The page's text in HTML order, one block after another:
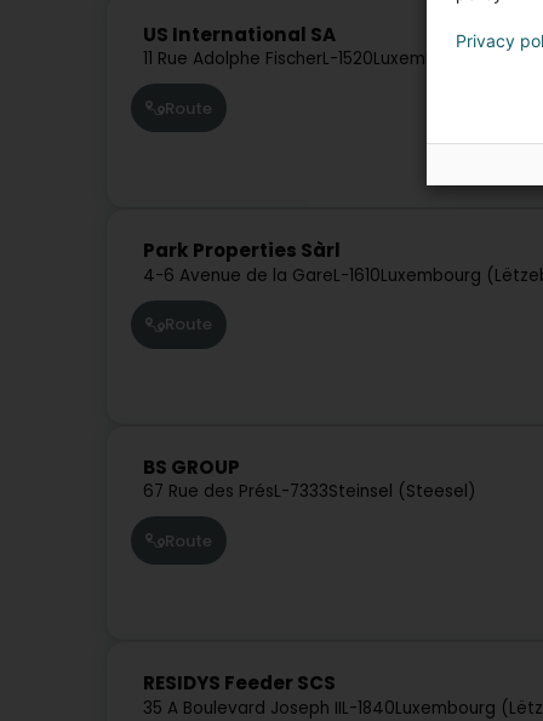
US International SA
11 Rue Adolphe FischerL-1520Luxembourg
Route
Park Properties Sàrl
4-6 Avenue de la GareL-1610Luxembourg
Route
BS GROUP
67 Rue des PrésL-7333Steinsel (Steesel)
Route
RESIDYS Feeder SCS
35 A Boulevard Joseph IIL-1840Luxembourg
Privacy